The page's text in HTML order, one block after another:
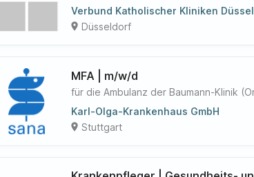
Verbund Katholischer Kliniken
place Düsseldorf
MFA | m/w/d
für die Ambulanz der Baumann-Klinik
Karl-Olga-Krankenhaus GmbH
place Stuttgart